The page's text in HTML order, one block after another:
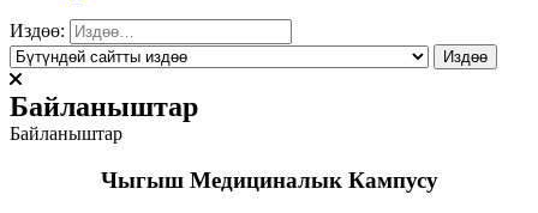
Издөө:
Байланыштар
Байланыштар
Чыгыш Медициналык Кампусу